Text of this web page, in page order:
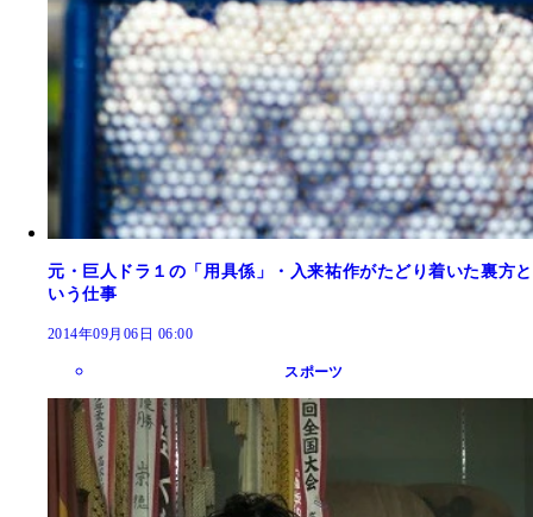
元・巨人ドラ１の「用具係」・入来祐作がたどり着いた裏方と
いう仕事
2014年09月06日 06:00
スポーツ